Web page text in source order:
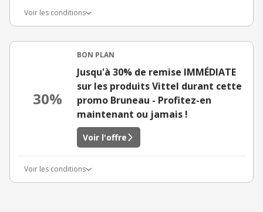
Voir les conditions
30%
BON PLAN
Jusqu'à 30% de remise IMMÉDIATE
sur les produits Vittel durant cette
promo Bruneau - Profitez-en
maintenant ou jamais !
Voir l'offre
Voir les conditions